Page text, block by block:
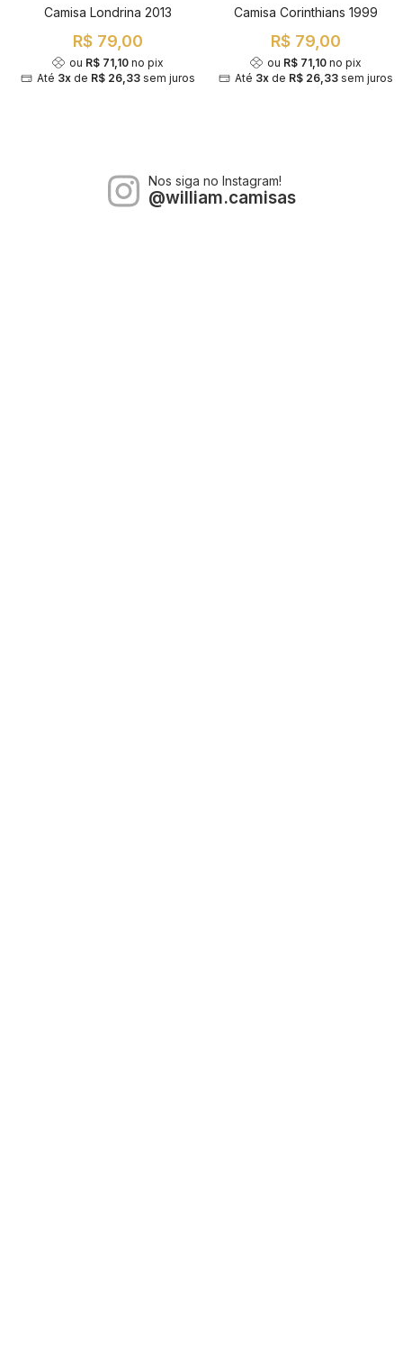
Camisa Londrina 2013
R$ 79,00
ou R$ 71,10no pix
Até 3x de R$ 26,33 sem juros
Camisa Corinthians 1999
R$ 79,00
ou R$ 71,10no pix
Até 3x de R$ 26,33 sem juros
Nos siga no Instagram!
@william.camisas